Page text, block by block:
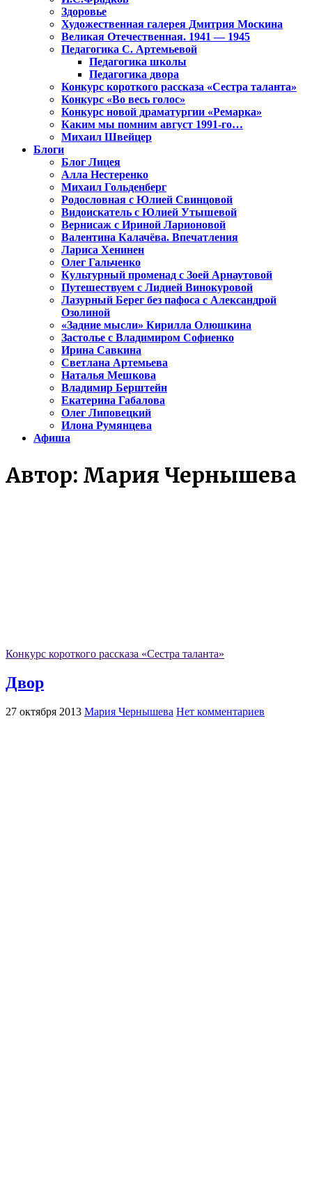
Здоровье
Художественная галерея Дмитрия Москина
Великая Отечественная. 1941 — 1945
Педагогика С. Артемьевой
Педагогика школы
Педагогика двора
Конкурс короткого рассказа «Сестра таланта»
Конкурс «Во весь голос»
Конкурс новой драматургии «Ремарка»
Каким мы помним август 1991-го…
Михаил Швейцер
Блоги
Блог Лицея
Алла Нестеренко
Михаил Гольденберг
Родословная с Юлией Свинцовой
Видоискатель с Юлией Утышевой
Вернисаж с Ириной Ларионовой
Валентина Калачёва. Впечатления
Лариса Хенинен
Олег Гальченко
Культурный променад с Зоей Арнаутовой
Путешествуем с Лидией Винокуровой
Лазурный Берег без пафоса с Александрой
Озолиной
«Задние мысли» Кирилла Олюшкина
Застолье с Владимиром Софиенко
Ирина Савкина
Светлана Артемьева
Наталья Мешкова
Владимир Берштейн
Екатерина Габалова
Олег Липовецкий
Илона Румянцева
Афиша
Автор: Мария Чернышева
Конкурс короткого рассказа «Сестра таланта»
Двор
27 октября 2013 Мария Чернышева Нет комментариев